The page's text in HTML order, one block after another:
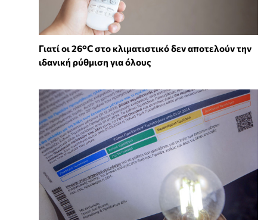
Γιατί οι 26°C στο κλιματιστικό δεν αποτελούν την
ιδανική ρύθμιση για όλους